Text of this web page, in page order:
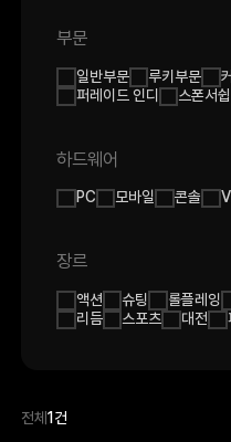
부문
일반부문 루키부문
퍼레이드 인디
스폰서쉽
하드웨어
PC 모바일 콘솔
장르
액션 슈팅 롤플레잉
리듬
스포츠 대전
전체 1건